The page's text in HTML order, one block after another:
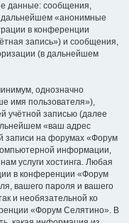
данные: сообщения,
дальнейшем «анонимные
в конференции
запись») и сообщения,
(в дальнейшем
однозначно
имя пользователя»),
учётной записью (далее
«ваш адрес
записи на форумах «Форум
информации,
услуги хостинга. Любая
в конференции «Форум
вашего пароля и вашего
и необязательной ко
«Форум Селятино». В